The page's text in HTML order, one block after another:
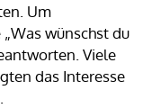
Um
wünschst du
Viele
das Interesse